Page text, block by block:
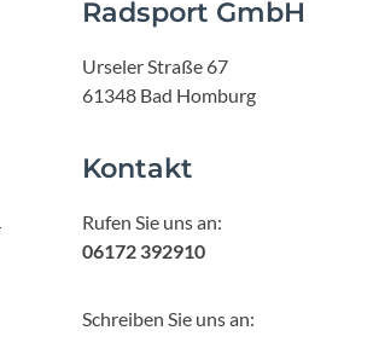
Radsport GmbH
Urseler Straße 67
61348 Bad Homburg
Kontakt
Rufen Sie uns an:
06172 392910
Schreiben Sie uns an: